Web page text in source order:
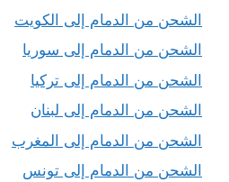
الشحن من الدمام إلى الكويت
الشحن من الدمام إلى سوريا
الشحن من الدمام إلى تركيا
الشحن من الدمام إلى لبنان
الشحن من الدمام إلى المغرب
الشحن من الدمام إلى تونس